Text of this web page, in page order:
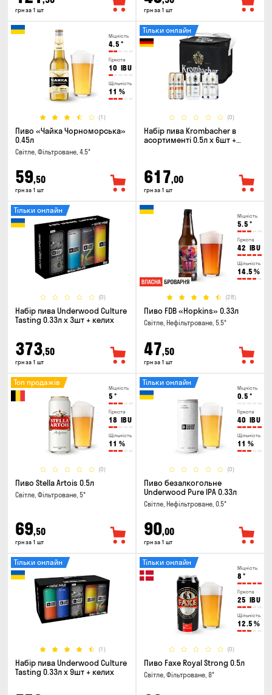
грн за 1 шт грн за 1 шт
Міцність
4.5 °
Гіркота
10 IBU
Щільність
11 %
(1)
Пиво «Чайка Чорноморська»
0.45л
Світле, Фільтроване, 4.5°
59,50
грн за 1 шт
(0)
Тільки онлайн
Набір пива Krombacher в
асортименті 0.5л х 6шт +
617,00
грн за 1 шт
(0)
Тільки онлайн
Набір пива Underwood Culture
Tasting 0.33л x 3шт + келих
373,50
грн за 1 шт
Міцність
5.5 °
Гіркота
42 IBU
Щільність
14.5 %
(28)
Пиво FDB «Hopkins» 0.33л
Світле, Нефільтроване, 5.5°
47,50
грн за 1 шт
Міцність
5 °
Гіркота
18 IBU
Щільність
11 %
(0)
Топ продажів
Пиво Stella Artois 0.5л
Світле, Фільтроване, 5°
69,50
грн за 1 шт
Міцність
0.5 °
Гіркота
40 IBU
Щільність
11 %
(0)
Тільки онлайн
Пиво безалкогольне
Underwood Pure IPA 0.33л
Світле, Нефільтроване, 0.5°
90,00
грн за 1 шт
(1)
Тільки онлайн
Набір пива Underwood Culture
Tasting 0.33л x 9шт + келих
Міцність
8 °
Гіркота
25 IBU
Щільність
12.5 %
(0)
Тільки онлайн
Пиво Faxe Royal Strong 0.5л
Світле, Фільтроване, 8°